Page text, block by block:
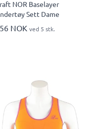
NOR Baselayer
Sett Dame
NOK ved 5 stk.